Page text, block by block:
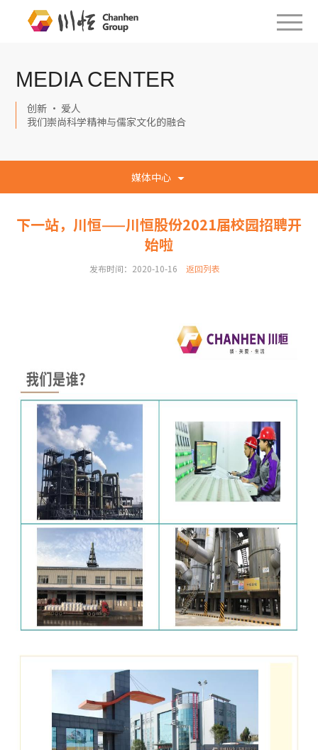
MEDIA CENTER
创新 · 爱人
我们崇尚科学精神与儒家文化的融合
媒体中心
下一站，川恒——川恒股份2021届校园招聘开
始啦
发布时间：2020-10-16 返回列表